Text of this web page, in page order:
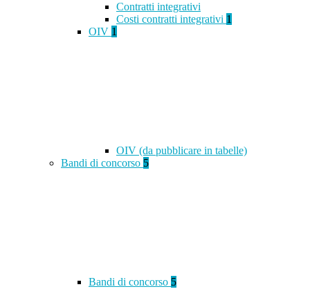
Contratti integrativi
Costi contratti integrativi 1
OIV 1
OIV (da pubblicare in tabelle)
Bandi di concorso 5
Bandi di concorso 5